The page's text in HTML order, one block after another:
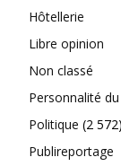
Hôtellerie
Libre opinion
Non classé
Personnalité
Politique (2 572)
Publireportage